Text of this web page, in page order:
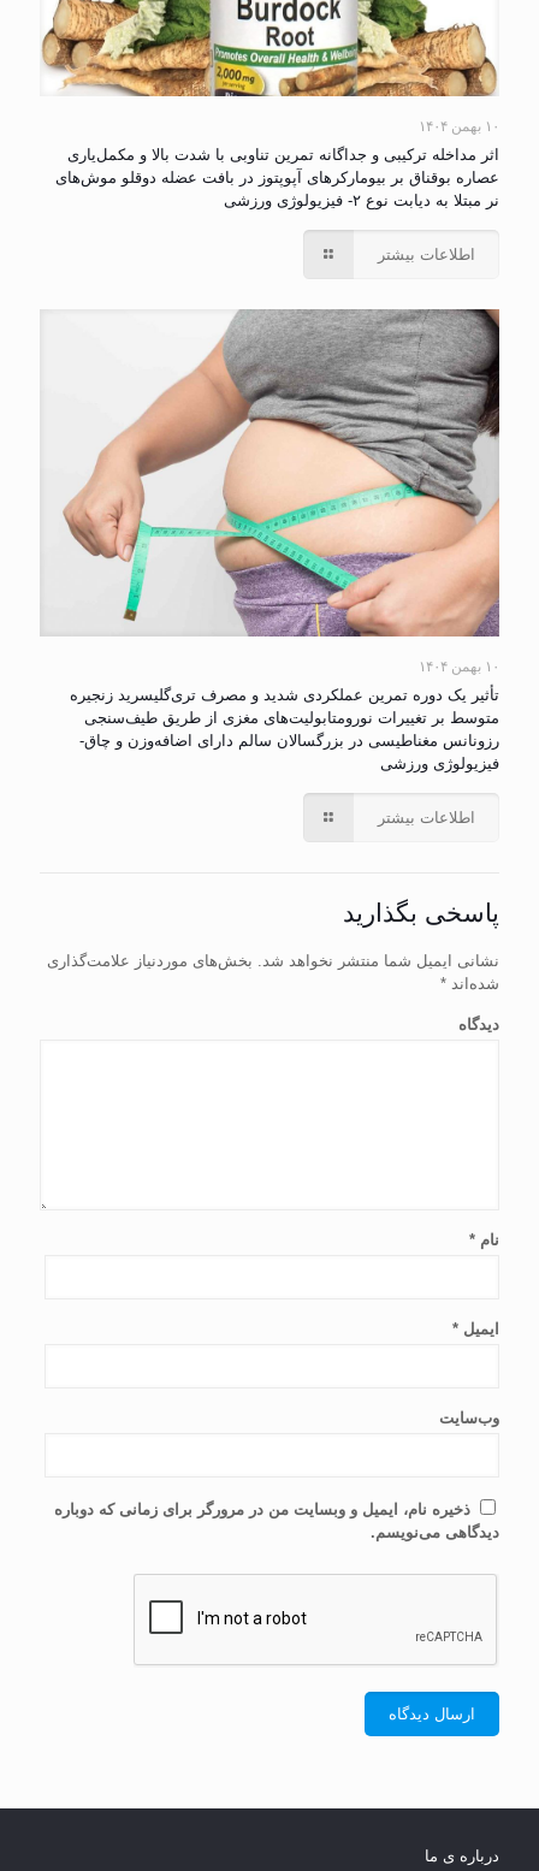
۱۰ بهمن ۱۴۰۴
اثر مداخله ترکیبی و جداگانه تمرین تناوبی با شدت بالا و مکمل‌یاری
عصاره بوقناق بر بیومارکرهای آپوپتوز در بافت عضله دوقلو موش‌های
نر مبتلا به دیابت نوع ۲- فیزیولوژی ورزشی
اطلاعات بیشتر
۱۰ بهمن ۱۴۰۴
تأثیر یک دوره تمرین عملکردی شدید و مصرف تری‌گلیسرید زنجیره
متوسط بر تغییرات نورومتابولیت‌های مغزی از طریق طیف‌سنجی
رزونانس مغناطیسی در بزرگسالان سالم دارای اضافه‌وزن و چاق-
فیزیولوژی ورزشی
اطلاعات بیشتر
پاسخی بگذارید
نشانی ایمیل شما منتشر نخواهد شد.
بخش‌های موردنیاز علامت‌گذاری
شده‌اند *
دیدگاه
نام *
ایمیل *
وب‌سایت
ذخیره نام، ایمیل و وبسایت من در مرورگر برای زمانی که دوباره
دیدگاهی می‌نویسم.
درباره ی ما